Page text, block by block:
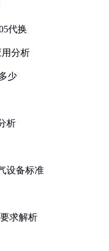
代换
用分析
少
析
设备标准
求解析